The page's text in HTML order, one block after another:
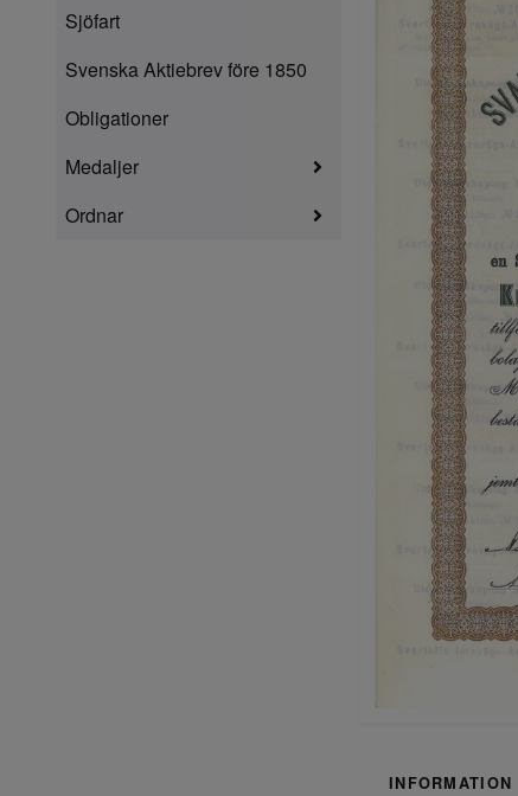
Sjöfart
Svenska Aktiebrev före 1850
Obligationer
Medaljer
Ordnar
INFORMATION